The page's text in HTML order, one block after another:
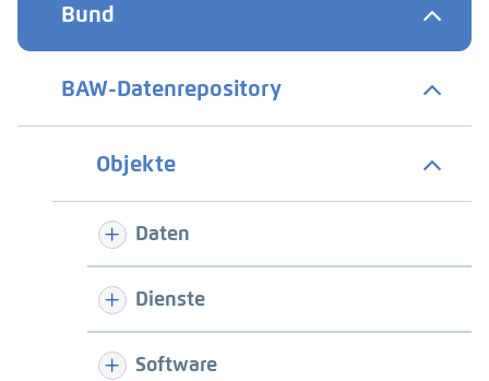
Bund
BAW-Datenrepository
Objekte
Daten
Dienste
Software